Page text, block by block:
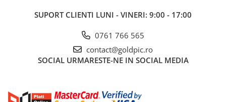
SUPORT CLIENTI LUNI - VINERI: 9:00 - 17:00
0761 766 565
contact@goldpic.ro
SOCIAL URMARESTE-NE IN SOCIAL MEDIA